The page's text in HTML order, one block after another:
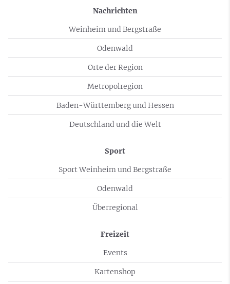
Nachrichten
Weinheim und Bergstraße
Odenwald
Orte der Region
Metropolregion
Baden-Württemberg und Hessen
Deutschland und die Welt
Sport
Sport Weinheim und Bergstraße
Odenwald
Überregional
Freizeit
Events
Kartenshop